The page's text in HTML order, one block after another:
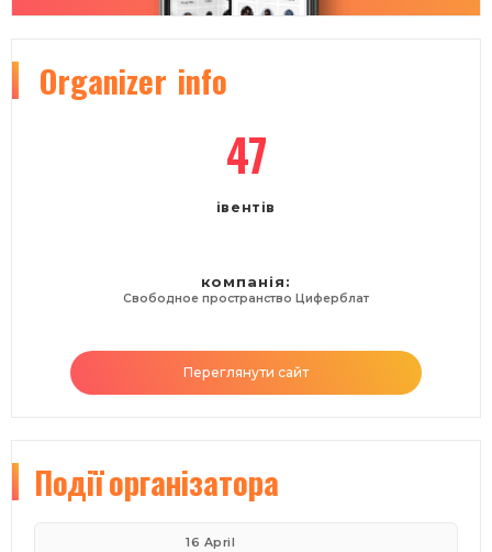
Organizer info
47
івентів
компанія:
Свободное пространство Циферблат
Переглянути сайт
Подіїорганізатора
16 April